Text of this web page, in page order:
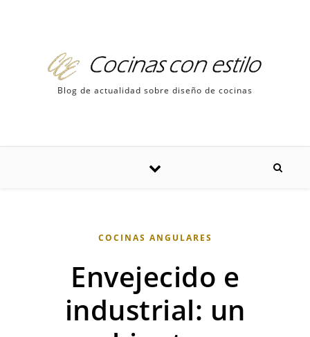
Blog de actualidad sobre diseño de cocinas
COCINAS ANGULARES
Envejecido e
industrial: un